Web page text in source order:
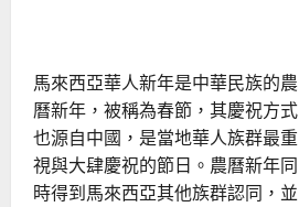
馬來西亞華人新年是中華民族的農
曆新年，被稱為春節，其慶祝方式
也源自中國，是當地華人族群最重
視與大肆慶祝的節日。農曆新年同
時得到馬來西亞其他族群認同，並